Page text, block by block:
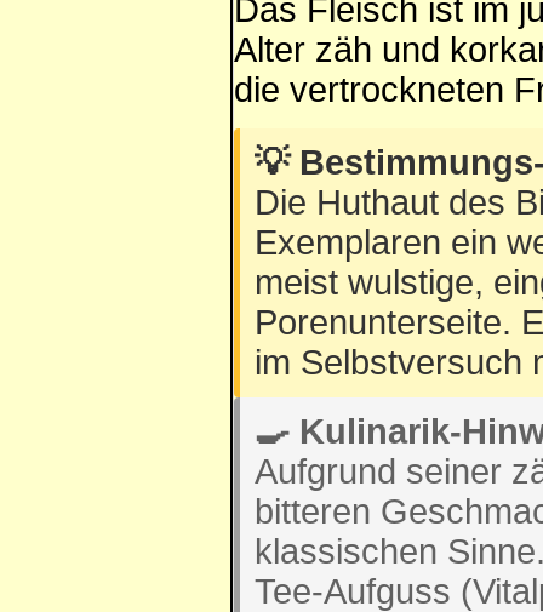
Das Fleisch ist im
Alter zäh und
die vertrockneten
💡
Die Huthaut des
Exemplaren ein
meist wulstige,
Porenunterseite.
im Selbstversuch
🍳 Kulinarik-
Aufgrund seiner
bitteren
klassischen
Tee-Aufguss